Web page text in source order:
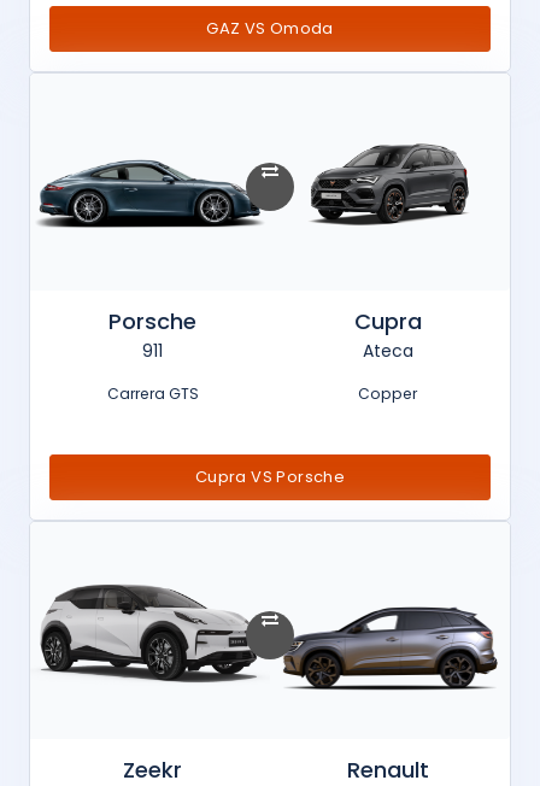
GAZ VS Omoda
Cupra
Ateca
Copper
Porsche
911
Carrera GTS
Cupra VS Porsche
Renault
Zeekr